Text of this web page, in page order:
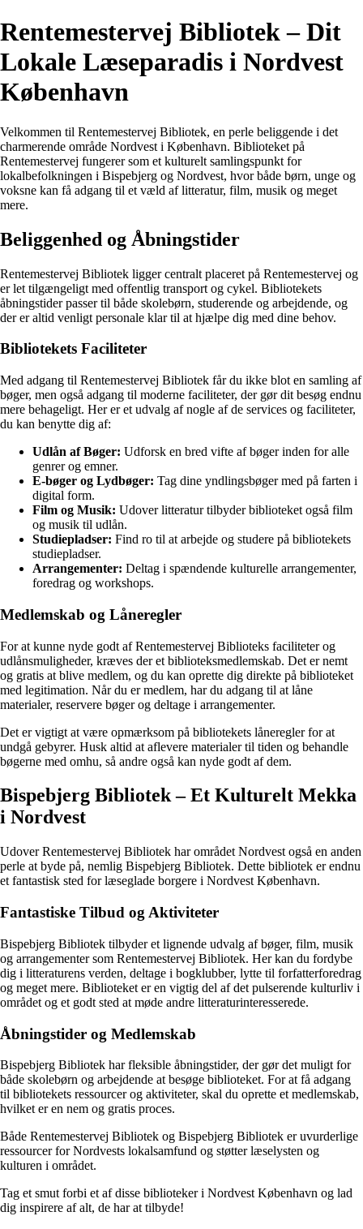
Rentemestervej Bibliotek – Dit
Lokale Læseparadis i Nordvest
København
Velkommen til Rentemestervej Bibliotek, en perle beliggende i det
charmerende område Nordvest i København. Biblioteket på
Rentemestervej fungerer som et kulturelt samlingspunkt for
lokalbefolkningen i Bispebjerg og Nordvest, hvor både børn, unge og
voksne kan få adgang til et væld af litteratur, film, musik og meget
mere.
Beliggenhed og Åbningstider
Rentemestervej Bibliotek ligger centralt placeret på Rentemestervej og
er let tilgængeligt med offentlig transport og cykel. Bibliotekets
åbningstider passer til både skolebørn, studerende og arbejdende, og
der er altid venligt personale klar til at hjælpe dig med dine behov.
Bibliotekets Faciliteter
Med adgang til Rentemestervej Bibliotek får du ikke blot en samling af
bøger, men også adgang til moderne faciliteter, der gør dit besøg endnu
mere behageligt. Her er et udvalg af nogle af de services og faciliteter,
du kan benytte dig af:
Udlån af Bøger: Udforsk en bred vifte af bøger inden for alle
genrer og emner.
E-bøger og Lydbøger: Tag dine yndlingsbøger med på farten i
digital form.
Film og Musik: Udover litteratur tilbyder biblioteket også film
og musik til udlån.
Studiepladser: Find ro til at arbejde og studere på bibliotekets
studiepladser.
Arrangementer: Deltag i spændende kulturelle arrangementer,
foredrag og workshops.
Medlemskab og Låneregler
For at kunne nyde godt af Rentemestervej Biblioteks faciliteter og
udlånsmuligheder, kræves der et biblioteksmedlemskab. Det er nemt
og gratis at blive medlem, og du kan oprette dig direkte på biblioteket
med legitimation. Når du er medlem, har du adgang til at låne
materialer, reservere bøger og deltage i arrangementer.
Det er vigtigt at være opmærksom på bibliotekets låneregler for at
undgå gebyrer. Husk altid at aflevere materialer til tiden og behandle
bøgerne med omhu, så andre også kan nyde godt af dem.
Bispebjerg Bibliotek – Et Kulturelt Mekka
i Nordvest
Udover Rentemestervej Bibliotek har området Nordvest også en anden
perle at byde på, nemlig Bispebjerg Bibliotek. Dette bibliotek er endnu
et fantastisk sted for læseglade borgere i Nordvest København.
Fantastiske Tilbud og Aktiviteter
Bispebjerg Bibliotek tilbyder et lignende udvalg af bøger, film, musik
og arrangementer som Rentemestervej Bibliotek. Her kan du fordybe
dig i litteraturens verden, deltage i bogklubber, lytte til forfatterforedrag
og meget mere. Biblioteket er en vigtig del af det pulserende kulturliv i
området og et godt sted at møde andre litteraturinteresserede.
Åbningstider og Medlemskab
Bispebjerg Bibliotek har fleksible åbningstider, der gør det muligt for
både skolebørn og arbejdende at besøge biblioteket. For at få adgang
til bibliotekets ressourcer og aktiviteter, skal du oprette et medlemskab,
hvilket er en nem og gratis proces.
Både Rentemestervej Bibliotek og Bispebjerg Bibliotek er uvurderlige
ressourcer for Nordvests lokalsamfund og støtter læselysten og
kulturen i området.
Tag et smut forbi et af disse biblioteker i Nordvest København og lad
dig inspirere af alt, de har at tilbyde!